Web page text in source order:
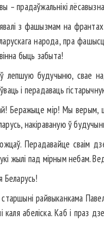
прадаўжальнікі
з фашызмам на франтах
народа, пра
быць забыта!
будучыню, свае
і перадаваць
Беражыце мір! Мы
накіраваную ў
Перадавайце сваім
жылі пад мірным небам.
райвыканкама
абеліска. Каб і праз